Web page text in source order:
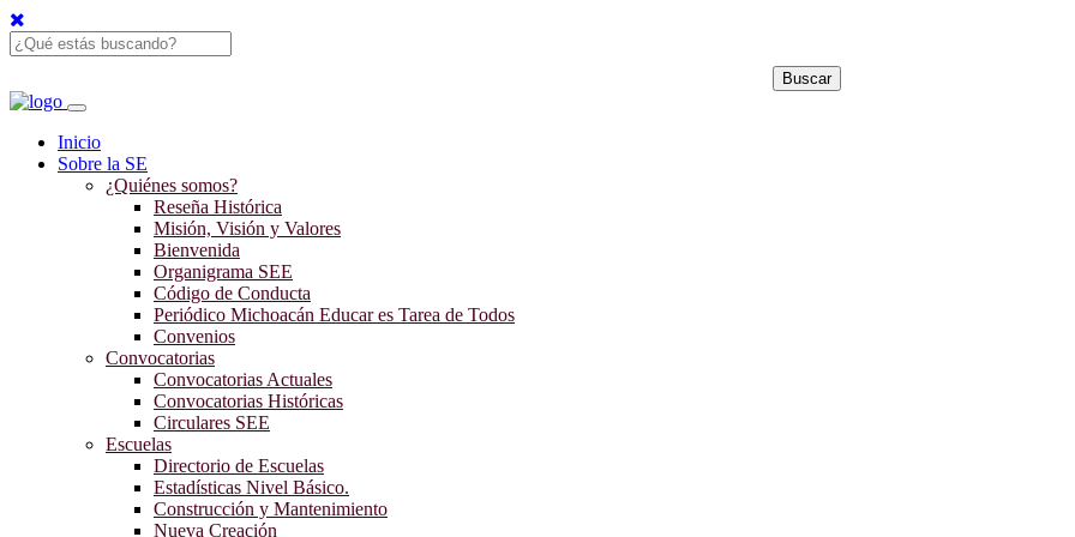
Inicio
Sobre la SE
¿Quiénes somos?
Reseña Histórica
Misión, Visión y Valores
Bienvenida
Organigrama SEE
Código de Conducta
Periódico Michoacán Educar es Tarea de Todos
Convenios
Convocatorias
Convocatorias Actuales
Convocatorias Históricas
Circulares SEE
Escuelas
Directorio de Escuelas
Estadísticas Nivel Básico.
Construcción y Mantenimiento
Nueva Creación